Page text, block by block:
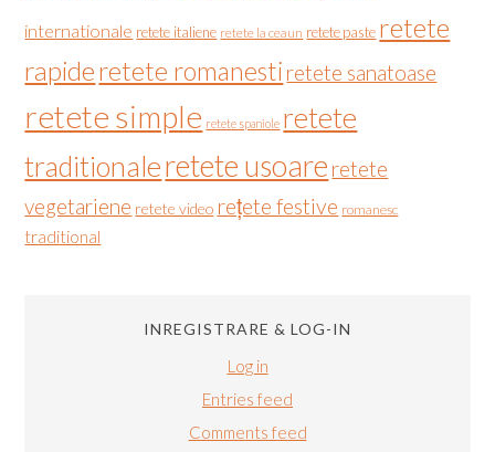
internationale retete italiene retete la ceaun retete paste retete
rapideretete romanesti retete sanatoase
retete simple retete spaniole retete
traditionaleretete usoare retete
vegetariene retete video rețete festive romanesc
traditional
INREGISTRARE & LOG-IN
Log in
Entries feed
Comments feed